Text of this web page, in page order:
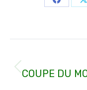
article
COUPE DU